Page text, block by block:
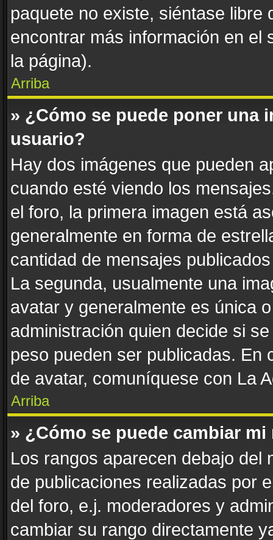
paquete no existe, siéntase
encontrar más información en el
la página).
Arriba
» ¿Cómo se puede poner una
usuario?
Hay dos imágenes que pueden
cuando esté viendo los
el foro, la primera imagen está
generalmente en forma de
cantidad de mensajes
La segunda, usualmente una
avatar y generalmente es única
administración quien decide si
peso pueden ser publicadas. En
de avatar, comuníquese con La
Arriba
» ¿Cómo se puede cambiar mi
Los rangos aparecen debajo del
de publicaciones realizadas por
del foro, e.j. moderadores y
cambiar su rango directamente